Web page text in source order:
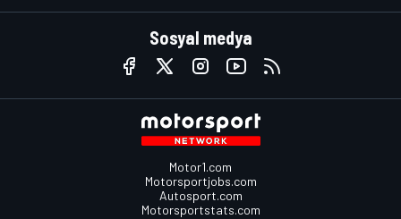
Sosyal medya
Motor1.com
Motorsportjobs.com
Autosport.com
Motorsportstats.com